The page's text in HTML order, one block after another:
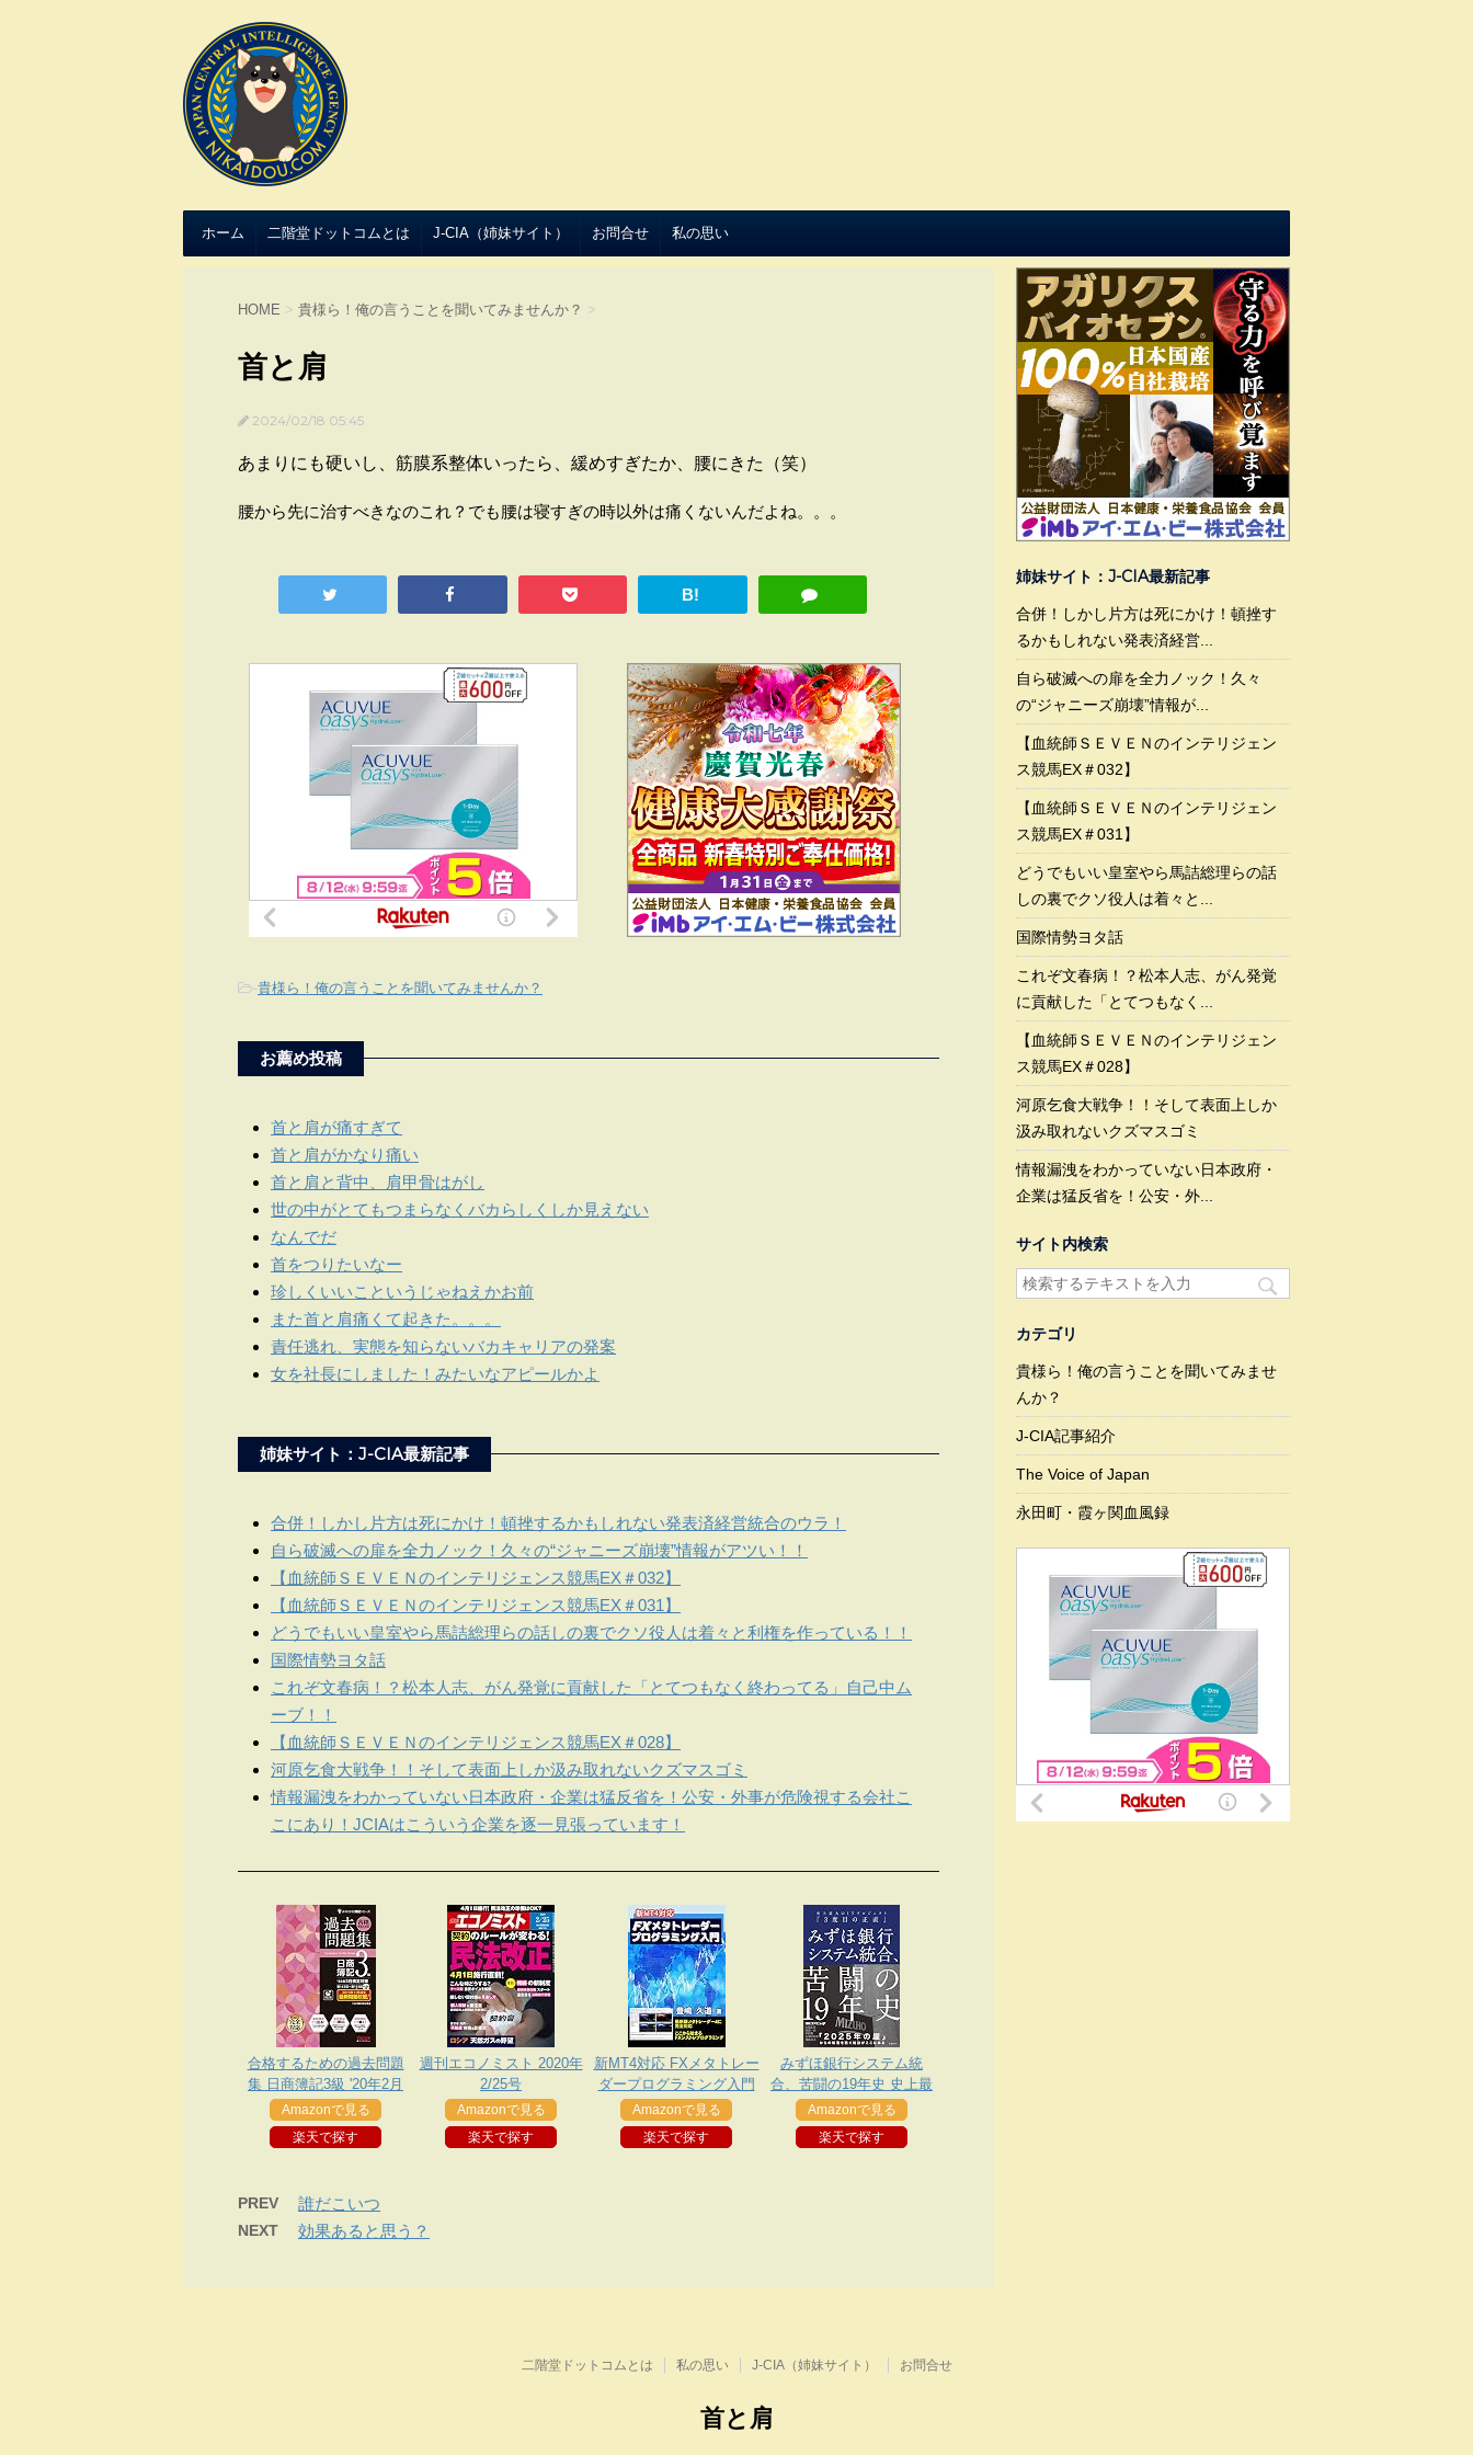
ホーム 二階堂ドットコムとは J-CIA（姉妹サイト） お問合せ 私の思い
HOME > 貴様ら！俺の言うことを聞いてみませんか？ >
首と肩
2024/02/18 05:45
あまりにも硬いし、筋膜系整体いったら、緩めすぎたか、腰にきた（笑）
腰から先に治すべきなのこれ？でも腰は寝すぎの時以外は痛くないんだよね。。。
B!
-貴様ら！俺の言うことを聞いてみませんか？
お薦め投稿
首と肩が痛すぎて
首と肩がかなり痛い
首と肩と背中、肩甲骨はがし
世の中がとてもつまらなくバカらしくしか見えない
なんでだ
首をつりたいなー
珍しくいいこというじゃねえかお前
また首と肩痛くて起きた。。。
責任逃れ、実態を知らないバカキャリアの発案
女を社長にしました！みたいなアピールかよ
姉妹サイト：J-CIA最新記事
合併！しかし片方は死にかけ！頓挫するかもしれない発表済経営統合のウラ！
自ら破滅への扉を全力ノック！久々の“ジャニーズ崩壊”情報がアツい！！
【血統師ＳＥＶＥＮのインテリジェンス競馬EX＃032】
【血統師ＳＥＶＥＮのインテリジェンス競馬EX＃031】
どうでもいい皇室やら馬詰総理らの話しの裏でクソ役人は着々と利権を作っている！！
国際情勢ヨタ話
これぞ文春病！？松本人志、がん発覚に貢献した「とてつもなく終わってる」自己中ム
ーブ！！
【血統師ＳＥＶＥＮのインテリジェンス競馬EX＃028】
河原乞食大戦争！！そして表面上しか汲み取れないクズマスゴミ
情報漏洩をわかっていない日本政府・企業は猛反省を！公安・外事が危険視する会社こ
こにあり！JCIAはこういう企業を逐一見張っています！
合格するための過去問題
集 日商簿記3級 '20年2月
検定対策
Amazonで見る
楽天で探す
週刊エコノミスト 2020年
2/25号
Amazonで見る
楽天で探す
新MT4対応 FXメタトレー
ダープログラミング入門
Amazonで見る
楽天で探す
みずほ銀行システム統
合、苦闘の19年史 史上最
大のITプロジェクト「3度
目の正直」
Amazonで見る
楽天で探す
PREV 誰だこいつ
NEXT 効果あると思う？
姉妹サイト：J-CIA最新記事
合併！しかし片方は死にかけ！頓挫す
るかもしれない発表済経営...
自ら破滅への扉を全力ノック！久々
の“ジャニーズ崩壊”情報が...
【血統師ＳＥＶＥＮのインテリジェン
ス競馬EX＃032】
【血統師ＳＥＶＥＮのインテリジェン
ス競馬EX＃031】
どうでもいい皇室やら馬詰総理らの話
しの裏でクソ役人は着々と...
国際情勢ヨタ話
これぞ文春病！？松本人志、がん発覚
に貢献した「とてつもなく...
【血統師ＳＥＶＥＮのインテリジェン
ス競馬EX＃028】
河原乞食大戦争！！そして表面上しか
汲み取れないクズマスゴミ
情報漏洩をわかっていない日本政府・
企業は猛反省を！公安・外...
サイト内検索
カテゴリ
貴様ら！俺の言うことを聞いてみませ
んか？
J-CIA記事紹介
The Voice of Japan
永田町・霞ヶ関血風録
二階堂ドットコムとは 私の思い J-CIA（姉妹サイト） お問合せ
首と肩